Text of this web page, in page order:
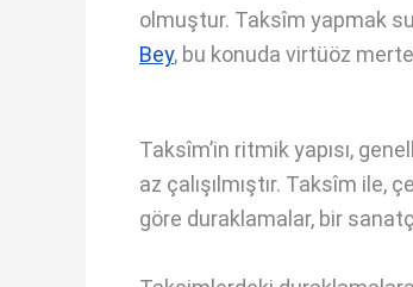
olmuştur. Taksîm yapmak
Bey, bu konuda virtüöz
Taksîm’in ritmik yapısı,
az çalışılmıştır. Taksîm
göre duraklamalar, bir